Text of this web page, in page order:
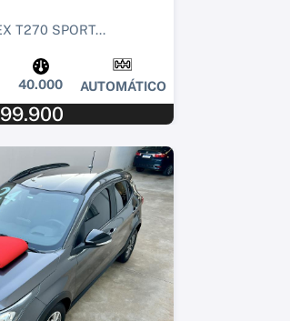
T270 SPORT...
40.000 AUTOMÁTICO